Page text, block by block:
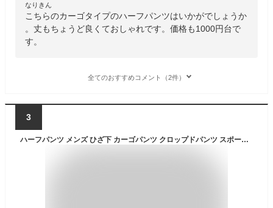
なりきん
こちらのカーゴタイプのハーフパンツはいかがでしょうか
。丈もちょうど良くておしゃれです。価格も1000円台で
す。
全てのおすすめコメント（2件）
3
ハーフパンツ メンズ ひざ下 カーゴパンツ クロップドパンツ スポーツ 太め ゆったり 夏 クロップドパンツ 大きいサイズ ショートパンツ ショーパン 短パン 夏物 メンズパンツ ミリタリー パンツ M L LL XL 全8色 ジェネレス